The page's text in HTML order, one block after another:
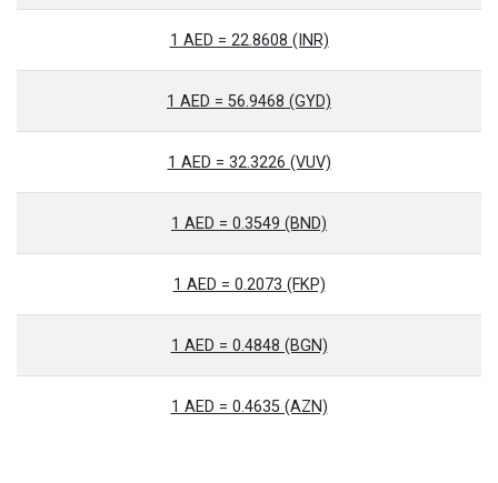
1 AED = 22.8608 (INR)
1 AED = 56.9468 (GYD)
1 AED = 32.3226 (VUV)
1 AED = 0.3549 (BND)
1 AED = 0.2073 (FKP)
1 AED = 0.4848 (BGN)
1 AED = 0.4635 (AZN)